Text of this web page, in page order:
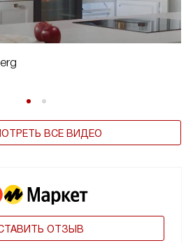
ВСЕ ВИДЕО
ОТЗЫВ